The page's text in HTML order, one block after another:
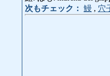
次もチェック： 鰻 , 穴